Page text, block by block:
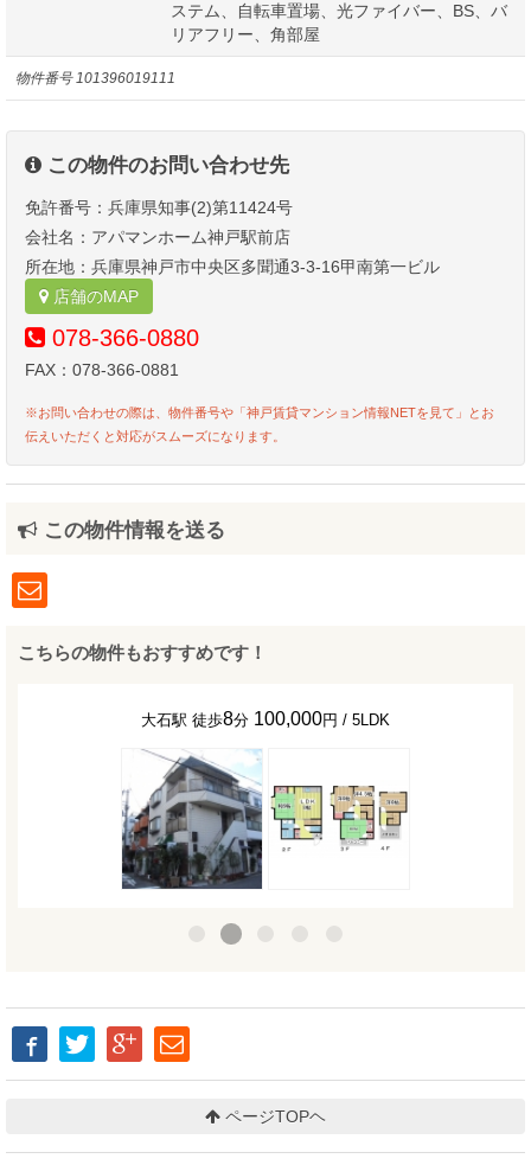
物件番号101396019111
ステム、自転車置場、光ファイバー、BS、バ
リアフリー、角部屋
この物件のお問い合わせ先
免許番号：兵庫県知事(2)第11424号
会社名：アパマンホーム神戸駅前店
所在地：兵庫県神戸市中央区多聞通3-3-16甲南第一ビル
店舗のMAP
078-366-0880
FAX：078-366-0881
※お問い合わせの際は、物件番号や「神戸賃貸マンション情報NETを見て」とお
伝えいただくと対応がスムーズになります。
この物件情報を送る
こちらの物件もおすすめです！
大石駅 徒歩8分 100,000円 / 5LDK
ページTOPヘ